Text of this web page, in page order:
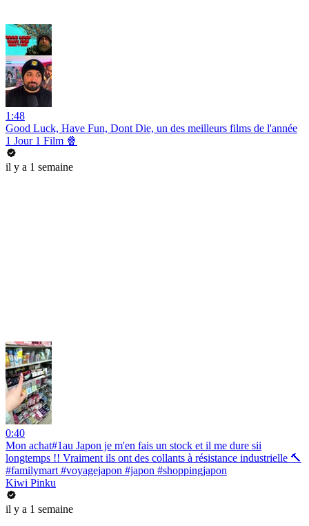
1:48
Good Luck, Have Fun, Dont Die, un des meilleurs films de l'année
1 Jour 1 Film 🍿
il y a 1 semaine
0:40
Mon achat#1au Japon je m'en fais un stock et il me dure sii
longtemps !! Vraiment ils ont des collants à résistance industrielle 🔨
#familymart #voyagejapon #japon #shoppingjapon
Kiwi Pinku
il y a 1 semaine